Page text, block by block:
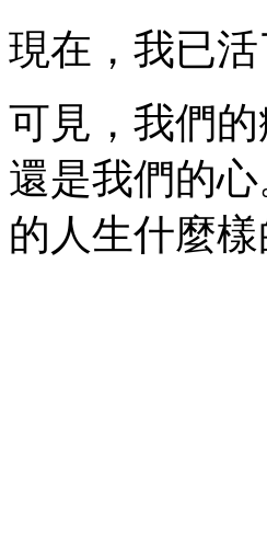
現在，我已
可見，我們
還是我們的
的人生什麼